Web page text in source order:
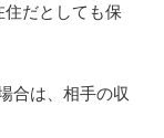
住だとしても保
合は、相手の収